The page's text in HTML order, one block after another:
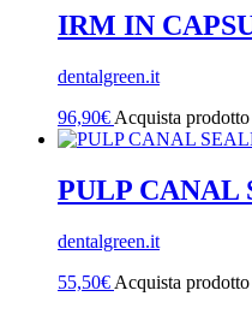
IRM IN
dentalgreen.it
96,90€ Acquista prodotto
PULP CANAL
dentalgreen.it
55,50€ Acquista prodotto